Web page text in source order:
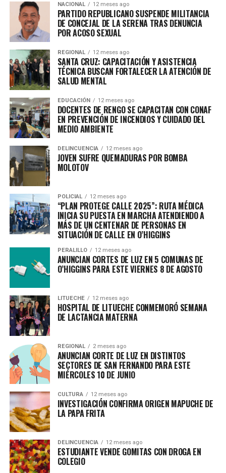
NACIONAL 12 meses ago
PARTIDO REPUBLICANO SUSPENDE MILITANCIA
DE CONCEJAL DE LA SERENA TRAS DENUNCIA
POR ACOSO SEXUAL
REGIONAL 12 meses ago
SANTA CRUZ: CAPACITACIÓN Y ASISTENCIA
TÉCNICA BUSCAN FORTALECER LA ATENCIÓN DE
SALUD MENTAL
EDUCACIÓN 12 meses ago
DOCENTES DE RENGO SE CAPACITAN CON CONAF
EN PREVENCIÓN DE INCENDIOS Y CUIDADO DEL
MEDIO AMBIENTE
DELINCUENCIA 12 meses ago
JOVEN SUFRE QUEMADURAS POR BOMBA
MOLOTOV
POLICIAL 12 meses ago
“PLAN PROTEGE CALLE 2025”: RUTA MÉDICA
INICIA SU PUESTA EN MARCHA ATENDIENDO A
MÁS DE UN CENTENAR DE PERSONAS EN
SITUACIÓN DE CALLE EN O’HIGGINS
PERALILLO 12 meses ago
ANUNCIAN CORTES DE LUZ EN 5 COMUNAS DE
O’HIGGINS PARA ESTE VIERNES 8 DE AGOSTO
LITUECHE 12 meses ago
HOSPITAL DE LITUECHE CONMEMORÓ SEMANA
DE LACTANCIA MATERNA
REGIONAL 2 meses ago
ANUNCIAN CORTE DE LUZ EN DISTINTOS
SECTORES DE SAN FERNANDO PARA ESTE
MIÉRCOLES 10 DE JUNIO
CULTURA 12 meses ago
INVESTIGACIÓN CONFIRMA ORIGEN MAPUCHE DE
LA PAPA FRITA
DELINCUENCIA 12 meses ago
ESTUDIANTE VENDE GOMITAS CON DROGA EN
COLEGIO